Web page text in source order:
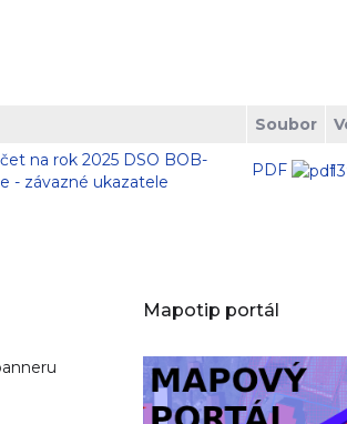
Soubor
na rok 2025 DSO BOB-
- závazné ukazatele
PDF
Mapotip portál